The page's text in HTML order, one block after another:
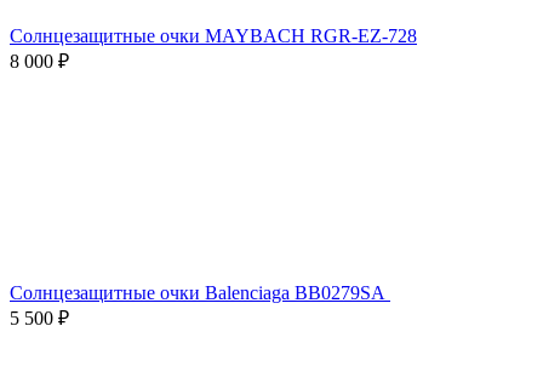
Солнцезащитные очки MAYBACH RGR-EZ-728
8 000 ₽
Солнцезащитные очки Balenciaga BB0279SA
5 500 ₽